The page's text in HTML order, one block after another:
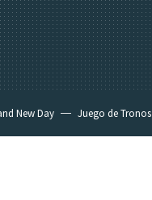
New Day Juego de Tronos